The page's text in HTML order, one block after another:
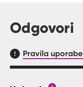
Odgovori
Pravila